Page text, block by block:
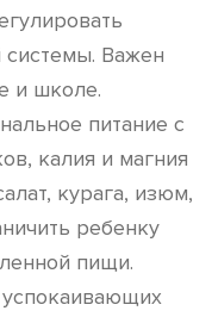
Важен
и школе.
питание с
калия и магния
курага, изюм,
ребенку
пищи.